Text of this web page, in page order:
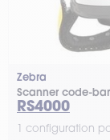
Zebra
Scanner code-
RS4000
1 configuration